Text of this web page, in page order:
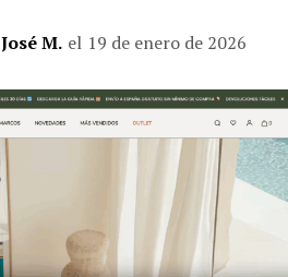
José M. el 19 de enero de 2026